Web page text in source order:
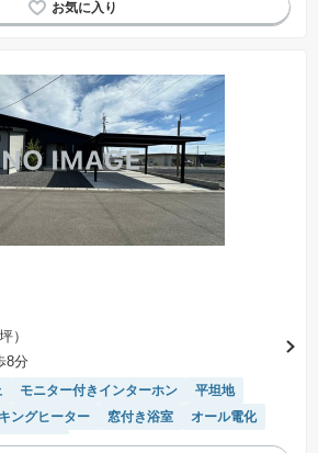
）
8分
モニター付きインターホン
平坦地
ングヒーター 窓付き浴室
オール電化
キッチン